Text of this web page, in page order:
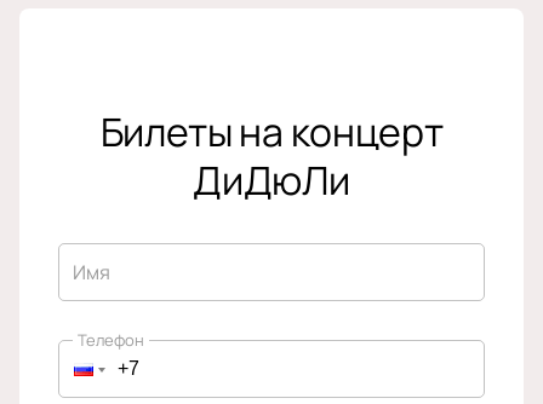
Билеты на концерт
ДиДюЛи
Имя
Телефон